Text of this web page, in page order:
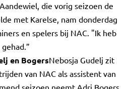
Aandewiel, die vorig seizoen de
met Karelse, nam donderdag
en spelers bij NAC. "Ik heb
en BogersNebosja Gudelj zit
van NAC als assistent van
seizoen neemt Adri Bogers